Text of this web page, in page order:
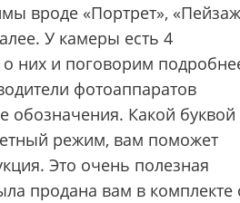
вроде «Портрет»,
У камеры есть 4
них и поговорим
фотоаппаратов
обозначения. Какой буквой
режим, вам поможет
Это очень полезная
продана вам в комплекте